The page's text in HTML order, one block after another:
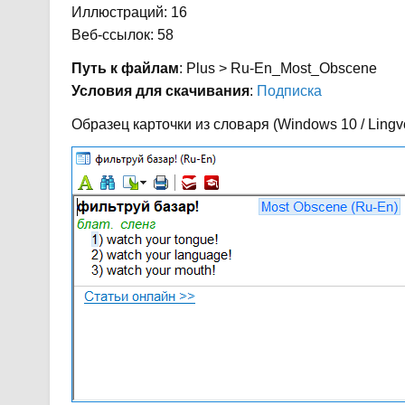
Иллюстраций: 16
Веб-ссылок: 58
Путь к файлам: Plus > Ru-En_Most_Obscene
Условия для скачивания: Подписка
Образец карточки из словаря (Windows 10 /